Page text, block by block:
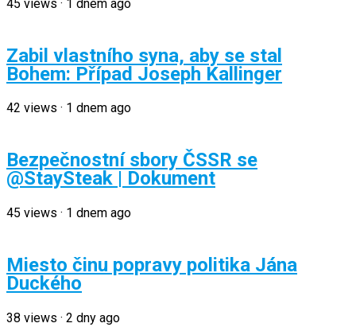
45 views · 1 dnem ago
Zabil vlastního syna, aby se stal
Bohem: Případ Joseph Kallinger
42 views · 1 dnem ago
Bezpečnostní sbory ČSSR se
@StaySteak | Dokument
45 views · 1 dnem ago
Miesto činu popravy politika Jána
Duckého
38 views · 2 dny ago